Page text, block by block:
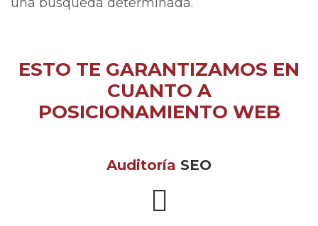
ESTO TE GARANTIZAMOS EN
CUANTO A
POSICIONAMIENTO WEB
Auditoría SEO